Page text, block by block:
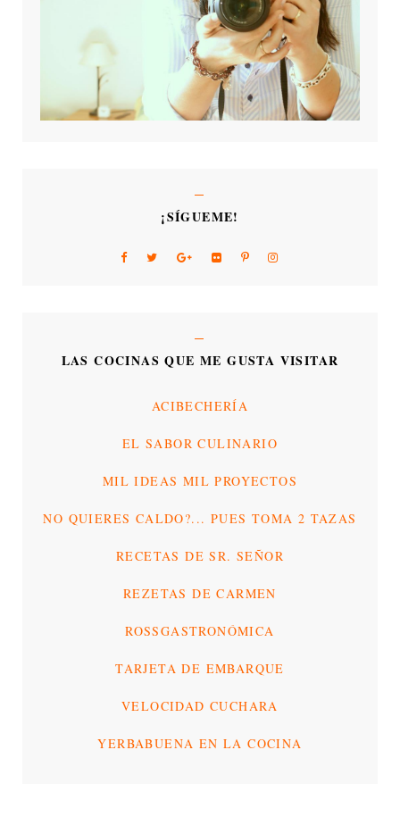
¡SÍGUEME!
LAS COCINAS QUE ME GUSTA VISITAR
ACIBECHERÍA
EL SABOR CULINARIO
MIL IDEAS MIL PROYECTOS
NO QUIERES CALDO?... PUES TOMA 2 TAZAS
RECETAS DE SR. SEÑOR
REZETAS DE CARMEN
ROSSGASTRONÓMICA
TARJETA DE EMBARQUE
VELOCIDAD CUCHARA
YERBABUENA EN LA COCINA